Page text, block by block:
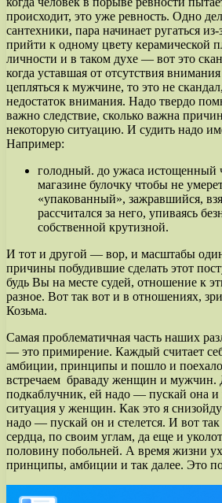
происходит, это уже ревность. Одно
сантехники, пара начинает ругаться
прийти к одному цвету керамической
личности и в таком духе — вот это
когда уставшая от отсутствия
цепляться к мужчине, то это не
недостаток внимания. Надо твердо
важно следствие, сколько важна
некоторую ситуацию. И судить надо
Например:
голодный. до ужаса истощенный
магазине булочку чтобы не
«упакованный», зажравшийся,
рассчитался за него, упиваясь
собственной крутизной.
И тот и другой — вор, и масштабы
причины побудившие сделать этот
будь Вы на месте судей, отношение к
разное. Вот так вот и в отношениях,
Козьма.
Самая проблематичная часть наших
— это примирение. Каждый считает
амбиции, принципы и пошло и
встречаем браваду женщин и мужчин.
подкаблучник, ей надо — пускай она
ситуация у женщин. Как это я
надо — пускай он и стелется. И вот
сердца, по своим углам, да еще и
половину побольней. А время жизни
принципы, амбиции и так далее. Это